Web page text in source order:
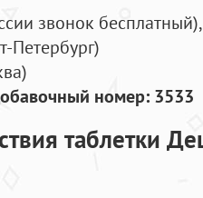
звонок бесплатный),
Петербург)
номер: 3533
таблетки